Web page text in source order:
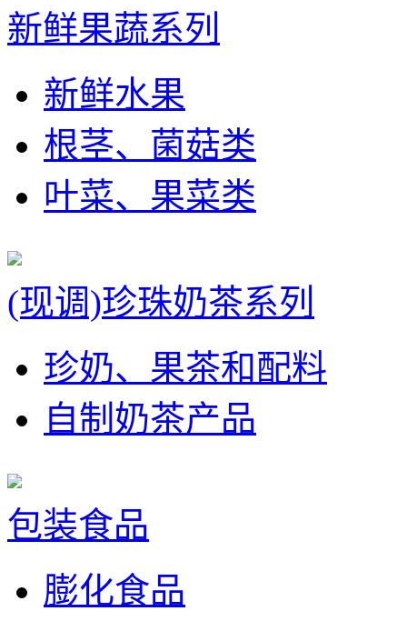
新鲜果蔬系列
新鲜水果
根茎、菌菇类
叶菜、果菜类
(现调)珍珠奶茶系列
珍奶、果茶和配料
自制奶茶产品
包装食品
膨化食品